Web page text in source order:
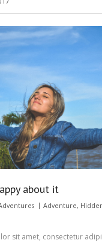
about it
Adventure,
sit amet, consectetur